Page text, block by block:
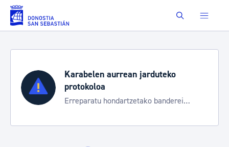
Eduki nagusira joan Buscar
Karabelen aurrean jarduteko
protokoloa
Erreparatu hondartzetako banderei